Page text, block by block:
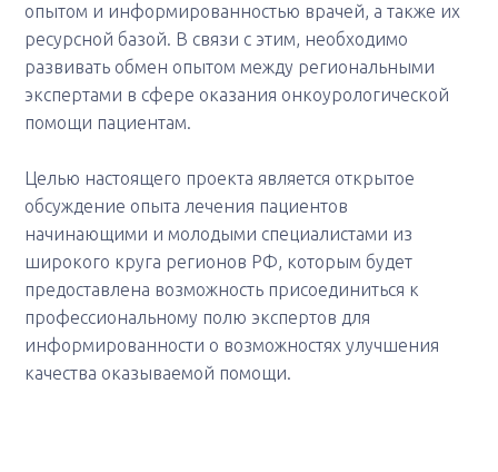
опытом и информированностью врачей, а также их
ресурсной базой. В связи с этим, необходимо
развивать обмен опытом между региональными
экспертами в сфере оказания онкоурологической
помощи пациентам.
Целью настоящего проекта является открытое
обсуждение опыта лечения пациентов
начинающими и молодыми специалистами из
широкого круга регионов РФ, которым будет
предоставлена возможность присоединиться к
профессиональному полю экспертов для
информированности о возможностях улучшения
качества оказываемой помощи.